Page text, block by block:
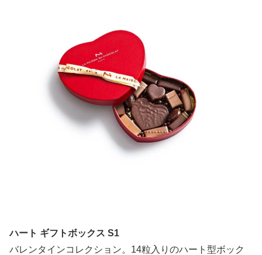
ハート ギフトボックス S1
バレンタインコレクション。14粒入りのハート型ボック